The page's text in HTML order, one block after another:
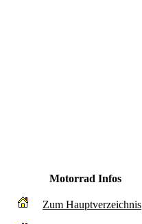
Motorrad Infos
Zum Hauptverzeichnis